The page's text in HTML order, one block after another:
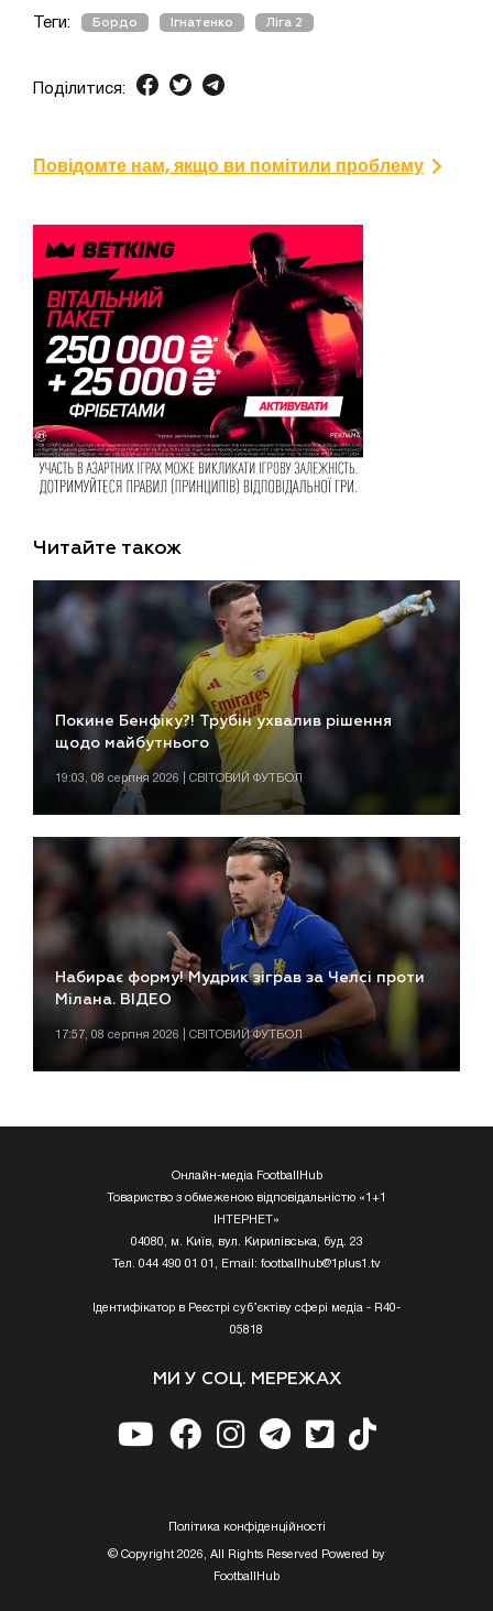
Теги: Бордо Ігнатенко Ліга 2
Поділитися:
Повідомте нам, якщо ви помітили проблему
Читайте також
Покине Бенфіку?! Трубін ухвалив рішення
щодо майбутнього
19:03, 08 серпня 2026 | СВІТОВИЙ ФУТБОЛ
Набирає форму! Мудрик зіграв за Челсі проти
Мілана. ВІДЕО
17:57, 08 серпня 2026 | СВІТОВИЙ ФУТБОЛ
Онлайн-медіа FootballHub
Товариство з обмеженою відповідальністю «1+1
ІНТЕРНЕТ»
04080, м. Київ, вул. Кирилівська, буд. 23
Тел. 044 490 01 01, Email: footballhub@1plus1.tv
Ідентифікатор в Реєстрі суб’єктіву сфері медіа - R40-
05818
МИ У СОЦ. МЕРЕЖАХ
Полiтика конфiденцiйностi
© Copyright 2026, All Rights Reserved Powered by
FootballHub